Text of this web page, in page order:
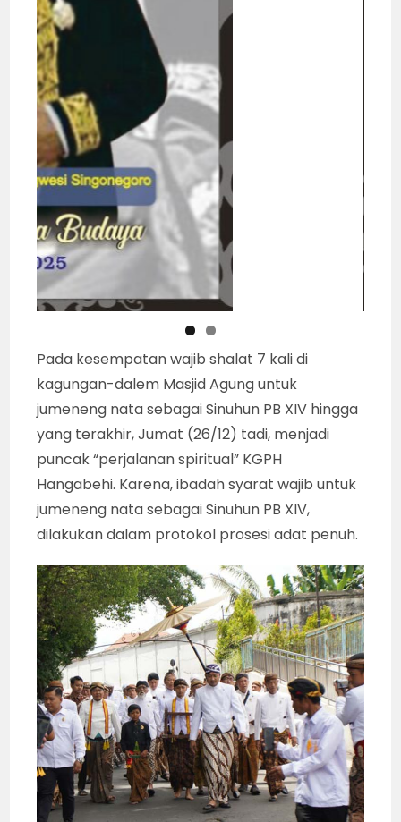
Pada kesempatan wajib shalat 7 kali di
kagungan-dalem Masjid Agung untuk
jumeneng nata sebagai Sinuhun PB XIV hingga
yang terakhir, Jumat (26/12) tadi, menjadi
puncak “perjalanan spiritual” KGPH
Hangabehi. Karena, ibadah syarat wajib untuk
jumeneng nata sebagai Sinuhun PB XIV,
dilakukan dalam protokol prosesi adat penuh.